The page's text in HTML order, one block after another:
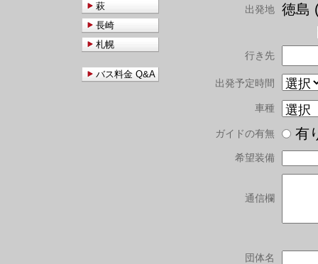
出発地 徳島
行き先
出発予定時間
車種
ガイドの有無
希望装備
通信欄
団体名
萩
長崎
札幌
バス料金 Q&A